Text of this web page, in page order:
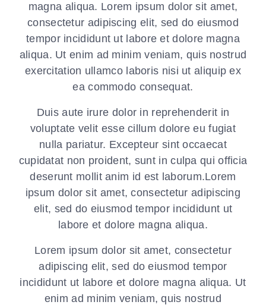
magna aliqua. Lorem ipsum dolor sit amet,
consectetur adipiscing elit, sed do eiusmod
tempor incididunt ut labore et dolore magna
aliqua. Ut enim ad minim veniam, quis nostrud
exercitation ullamco laboris nisi ut aliquip ex
ea commodo consequat.
Duis aute irure dolor in reprehenderit in
voluptate velit esse cillum dolore eu fugiat
nulla pariatur. Excepteur sint occaecat
cupidatat non proident, sunt in culpa qui officia
deserunt mollit anim id est laborum.Lorem
ipsum dolor sit amet, consectetur adipiscing
elit, sed do eiusmod tempor incididunt ut
labore et dolore magna aliqua.
Lorem ipsum dolor sit amet, consectetur
adipiscing elit, sed do eiusmod tempor
incididunt ut labore et dolore magna aliqua. Ut
enim ad minim veniam, quis nostrud